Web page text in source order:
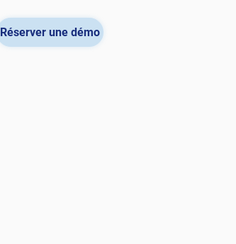
Réserver une démo